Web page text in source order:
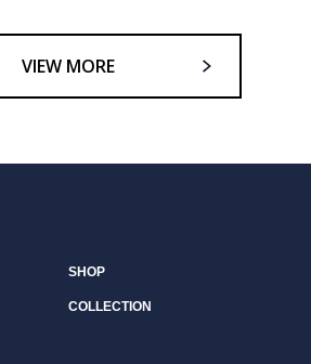
VIEW MORE
SHOP
COLLECTION